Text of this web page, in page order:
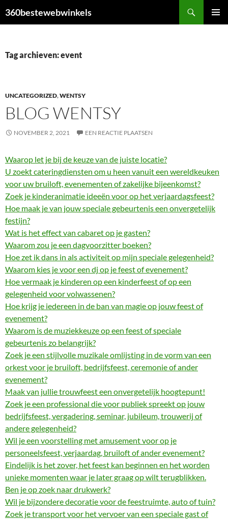
naar
360bestewebwinkels
Tag archieven: event
UNCATEGORIZED,WENTSY
BLOG WENTSY
NOVEMBER 2, 2021 EEN REACTIE PLAATSEN
Waarop let je bij de keuze van de juiste locatie?
U zoekt cateringdiensten om u heen vanuit een wereldkeuken
voor uw bruiloft, evenementen of zakelijke bijeenkomst?
Zoek je kinderanimatie ideeën voor op het verjaardagsfeest?
Hoe maak je van jouw speciale gebeurtenis een onvergetelijk
festijn?
Wat is het effect van cabaret op je gasten?
Waarom zou je een dagvoorzitter boeken?
Hoe zet ik dans in als activiteit op mijn speciale gelegenheid?
Waarom kies je voor een dj op je feest of evenement?
Hoe vermaak je kinderen op een kinderfeest of op een
gelegenheid voor volwassenen?
Hoe krijg je iedereen in de ban van magie op jouw feest of
evenement?
Waarom is de muziekkeuze op een feest of speciale
gebeurtenis zo belangrijk?
Zoek je een stijlvolle muzikale omlijsting in de vorm van een
orkest voor je bruiloft, bedrijfsfeest, ceremonie of ander
evenement?
Maak van jullie trouwfeest een onvergetelijk hoogtepunt!
Zoek je een professional die voor publiek spreekt op jouw
bedrijfsfeest, vergadering, seminar, jubileum, trouwerij of
andere gelegenheid?
Wil je een voorstelling met amusement voor op je
personeelsfeest, verjaardag, bruiloft of ander evenement?
Eindelijk is het zover, het feest kan beginnen en het worden
unieke momenten waar je later graag op wilt terugblikken.
Ben je op zoek naar drukwerk?
Wil je bijzondere decoratie voor de feestruimte, auto of tuin?
Zoek je transport voor het vervoer van een speciale gast of